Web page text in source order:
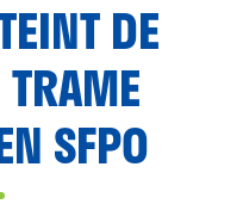
DE
SFPO